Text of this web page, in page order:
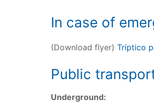
In case of
(Download flyer) Tríptico
Public
Underground: